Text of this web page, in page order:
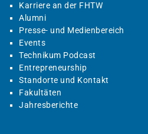
Karriere an der FHTW
Alumni
Presse- und Medienbereich
Events
Technikum Podcast
Entrepreneurship
Standorte und Kontakt
Fakultäten
Jahresberichte